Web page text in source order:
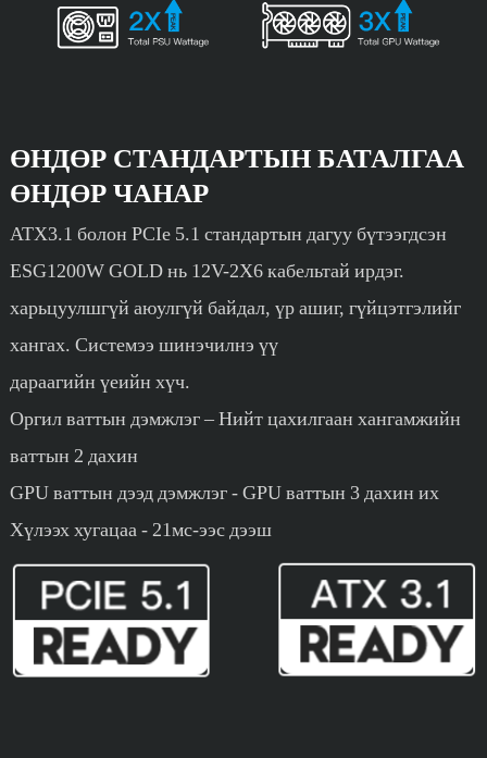
ӨНДӨР СТАНДАРТЫН БАТАЛГАА
ӨНДӨР ЧАНАР
ATX3.1 болон PCIe 5.1 стандартын дагуу бүтээгдсэн
ESG1200W GOLD нь 12V-2X6 кабельтай ирдэг.
харьцуулшгүй аюулгүй байдал, үр ашиг, гүйцэтгэлийг
хангах. Системээ шинэчилнэ үү
дараагийн үеийн хүч.
Оргил ваттын дэмжлэг – Нийт цахилгаан хангамжийн
ваттын 2 дахин
GPU ваттын дээд дэмжлэг - GPU ваттын 3 дахин их
Хүлээх хугацаа - 21мс-ээс дээш